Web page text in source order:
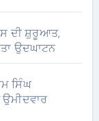
ਦੀ ਸ਼ੁਰੂਆਤ,
ਉਦਘਾਟਨ
ਸਿੰਘ
ਉਮੀਦਵਾਰ